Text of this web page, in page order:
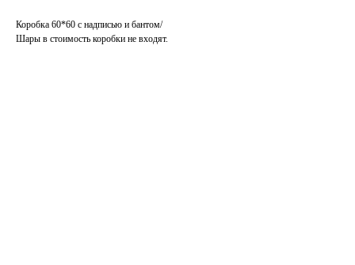
Коробка 60*60 с надписью и бантом/
Шары в стоимость коробки не входят.